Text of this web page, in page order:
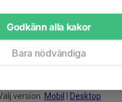
version: Mobil Desktop
Godkänn alla kakor
Bara nödvändiga